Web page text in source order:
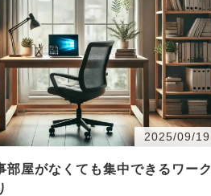
2025/09/19
部屋がなくても集中できるワーク